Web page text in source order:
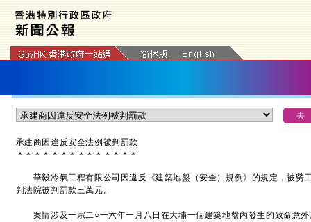
承建商因違反安全法例被判罰款
＊ ＊ ＊ ＊ ＊ ＊ ＊ ＊ ＊ ＊ ＊ ＊ ＊ ＊
華毅冷氣工程有限公司因違反《建築地盤（安全）規例》的規定，被勞
判法院被判罰款三萬元。
案情涉及一宗二○一六年一月八日在大埔一個建築地盤內發生的致命意外